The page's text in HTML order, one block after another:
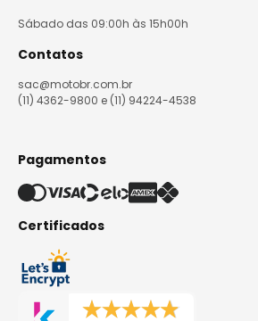
Sábado das 09:00h às 15h00h
Contatos
sac@motobr.com.br
(11) 4362-9800 e (11) 94224-4538
Pagamentos
Certificados